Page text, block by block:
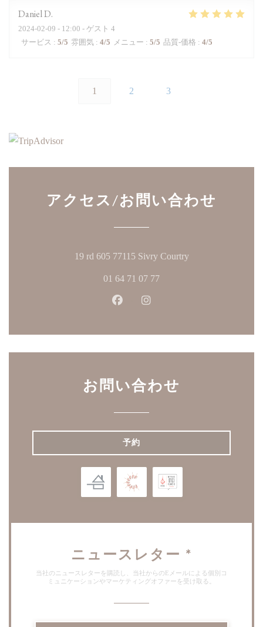
DanielD
2024-02-09 - 12:00 - ゲスト 4
サービス : 5/5 雰囲気 : 4/5 メニュー : 5/5 品質-価格 : 4/5
1 2 3
アクセス/お問い合わせ
19 rd 605 77115 Sivry Courtry((新しいウィンド
01 64 71 07 77
Facebook ((新しいウィンドウ
お問い合わせ
予約
ニュースレター *
当社のニュースレターを購読し、当社からのEメールによる個別コ
ミュニケーションやマーケティングオファーを受け取る。